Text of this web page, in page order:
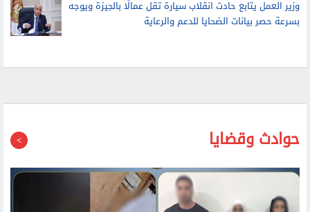
وزير العمل يتابع حادث انقلاب سيارة تقل عمالًا بالجيزة ويوجه
بسرعة حصر بيانات الضحايا للدعم والرعاية
حوادث وقضايا